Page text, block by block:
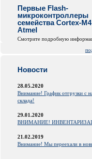
Первые Flash-
микроконтроллеры
семейства Cortex-
Atmel
Смотрите подробную
Новости
28.05.2020
Внимание! График отгрузки с
склада!
29.01.2020
ВНИМАНИЕ!
21.02.2019
Внимание! Мы переехали в